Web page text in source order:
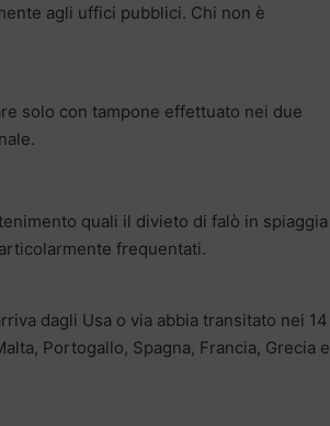
agli uffici pubblici. Chi non è
solo con tampone effettuato nei due
quali il divieto di falò in spiaggia
frequentati.
dagli Usa o via abbia transitato nei 14
Portogallo, Spagna, Francia, Grecia e